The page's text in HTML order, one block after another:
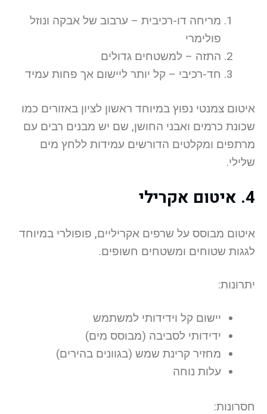
מריחה דו-רכיבית – ערבוב של אבקה ונוזל
פולימרי
התזה – למשטחים גדולים
חד-רכיבי – קל יותר ליישום אך פחות עמיד
איטום צמנטי נפוץ במיוחד ראשון לציון באזורים כמו
שכונת כרמים ואבני החושן, שם יש מבנים רבים עם
מרתפים ומקלטים הדורשים עמידות ללחץ מים
שלילי.
4. איטום אקרילי
איטום מבוסס על שרפים אקריליים, פופולרי במיוחד
לגגות שטוחים ומשטחים חשופים.
יתרונות:
יישום קל וידידותי למשתמש
ידידותי לסביבה (מבוסס מים)
מחזיר קרינת שמש (בגוונים בהירים)
עלות נוחה
חסרונות: